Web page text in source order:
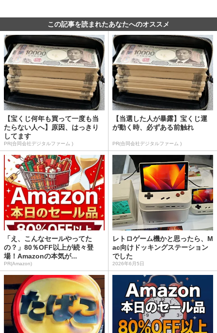
この記事を読まれたあなたへのオススメ
【宝くじ何年も買って一度も当
たらない人へ】原因、はっきり
してます
PR(合同会社デジタルファーム )
【当選した人が暴露】宝くじ運
が動く時、必ずある前触れ
PR(合同会社デジタルファーム )
「え、こんなセールやってた
の？」80％OFF以上が続々登
場！Amazonの本気が...
PR(Amazon)
レトロゲーム機かと思ったら、M
ac向けドッキングステーション
でした
2026年6月5日